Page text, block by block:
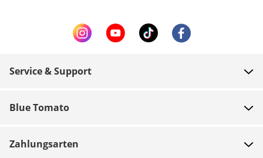
Service & Support
Versand
Blue Tomato
Zahlungsarten